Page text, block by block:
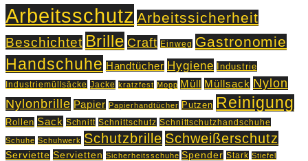
Arbeitsschutz Arbeitssicherheit
Beschichtet Brille Craft Einweg Gastronomie
Handschuhe Handtücher Hygiene Industrie
Industriemüllsäcke Jacke kratzfest Mopp Müll Müllsack Nylon
Nylonbrille Papier Papierhandtücher Putzen Reinigung
Rollen Sack Schnitt Schnittschutz Schnittschutzhandschuhe
Schuhe Schuhwerk Schutzbrille Schweißerschutz
Serviette Servietten Sicherheitsschuhe Spender Stark Stiefel